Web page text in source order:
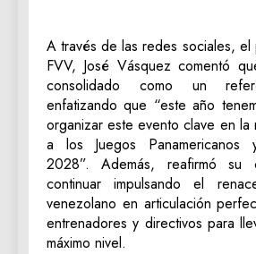
A través de las redes sociales,
FVV, José Vásquez comentó
consolidado como un
enfatizando que “este año
organizar este evento clave en la
a los Juegos Panamericanos
2028”. Además, reafirmó su
continuar impulsando el
venezolano en articulación
entrenadores y directivos para
máximo nivel.